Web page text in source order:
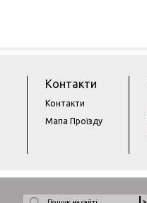
Контакти
Контакти
Мапа Проїзду